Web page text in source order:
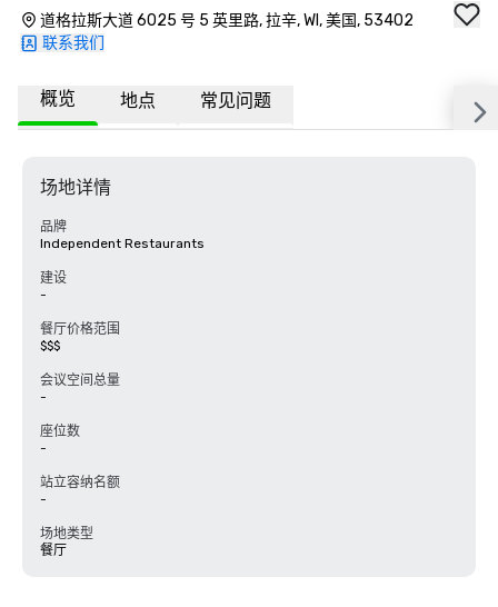
道格拉斯大道 6025 号 5 英里路, 拉辛, WI, 美国, 53402
联系我们
概览 地点 常见问题
场地详情
品牌
Independent Restaurants
建设
-
餐厅价格范围
$$$
会议空间总量
-
座位数
-
站立容纳名额
-
场地类型
餐厅